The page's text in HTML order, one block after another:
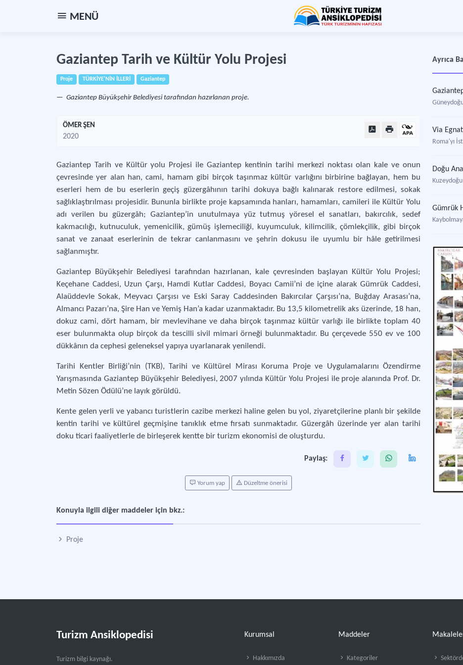
MENÜ
Gaziantep Tarih ve Kültür Yolu Projesi
Proje TÜRKİYE'NİN İLLERİ Gaziantep
Gaziantep Büyükşehir Belediyesi tarafından hazırlanan proje.
ÖMER ŞEN
2020
Gaziantep Tarih ve Kültür yolu Projesi ile Gaziantep kentinin tarihi merkezi noktası olan kale ve onun
çevresinde yer alan han, cami, hamam gibi birçok taşınmaz kültür varlığını birbirine bağlayan, hem bu
eserleri hem de bu eserlerin geçiş güzergâhının tarihi dokuya bağlı kalınarak restore edilmesi, sokak
sağlıklaştırılması projesidir. Bununla birlikte proje kapsamında hanları, hamamları, camileri ile Kültür Yolu
adı verilen bu güzergâh; Gaziantep’in unutulmaya yüz tutmuş yöresel el sanatları, bakırcılık, sedef
kakmacılığı, kutnuculuk, yemenicilik, gümüş işlemeciliği, kuyumculuk, kilimcilik, çömlekçilik, gibi birçok
sanat ve zanaat eserlerinin de tekrar canlanmasını ve şehrin dokusu ile uyumlu bir hâle getirilmesi
sağlanmıştır.
Gaziantep Büyükşehir Belediyesi tarafından hazırlanan, kale çevresinden başlayan Kültür Yolu Projesi;
Keçehane Caddesi, Uzun Çarşı, Hamdi Kutlar Caddesi, Boyacı Camii’ni de içine alarak Gümrük Caddesi,
Alaüddevle Sokak, Meyvacı Çarşısı ve Eski Saray Caddesinden Bakırcılar Çarşısı’na, Buğday Arasası’na,
Almancı Pazarı’na, Şire Han ve Yemiş Han’a kadar uzanmaktadır. Bu 13,5 kilometrelik aks üzerinde, 18 han,
dokuz cami, dört hamam, bir mevlevihane ve daha birçok taşınmaz kültür varlığı ile birlikte toplam 40
eser bulunmakta olup birçok da tescilli sivil mimari örneği bulunmaktadır. Bu çerçevede 550 ev ve 100
dükkânın da cephesi geleneksel yapıya uyarlanarak yenilendi.
Tarihi Kentler Birliği’nin (TKB), Tarihi ve Kültürel Mirası Koruma Proje ve Uygulamalarını Özendirme
Yarışmasında Gaziantep Büyükşehir Belediyesi, 2007 yılında Kültür Yolu Projesi ile proje alanında Prof. Dr.
Metin Sözen Ödülü’ne layık görüldü.
Kente gelen yerli ve yabancı turistlerin cazibe merkezi haline gelen bu yol, ziyaretçilerine planlı bir şekilde
kentin tarihi ve kültürel geçmişine tanıklık etme fırsatı sunmaktadır. Güzergâh üzerinde yer alan tarihi
doku ticari faaliyetlerle de birleşerek kentte bir turizm ekonomisi de oluşturdu.
Paylaş:
Yorum yap Düzeltme önerisi
Konuyla ilgili diğer maddeler için bkz.:
Proje
Ayrıca
Via
Roma'yı
Doğu
Gümrük
Manisa
Kültür ve
Turizm Ansiklopedisi
Turizm bilgi kaynağı.
Kurumsal
Hakkımızda
Maddeler
Kategoriler